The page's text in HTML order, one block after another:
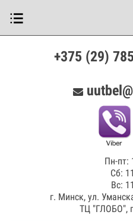
+375 (29)
Пн-пт:
Сб:
Вс:
г. Минск, ул.
ТЦ "ГЛОБО",